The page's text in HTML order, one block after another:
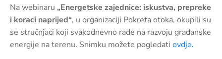
Adresar
Kontakt
Na webinaru „Energetske zajednice: iskustva, prepreke
i koraci naprijed“, u organizaciji Pokreta otoka, okupili su
se stručnjaci koji svakodnevno rade na razvoju građanske
energije na terenu. Snimku možete pogledati ovdje.